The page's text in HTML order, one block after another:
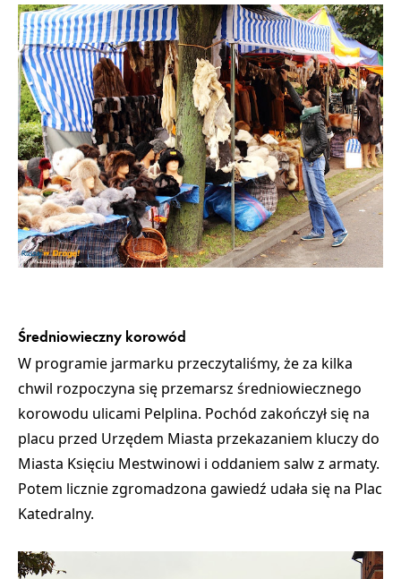
Średniowieczny korowód
W programie jarmarku przeczytaliśmy, że za kilka
chwil rozpoczyna się przemarsz średniowiecznego
korowodu ulicami Pelplina. Pochód zakończył się na
placu przed Urzędem Miasta przekazaniem kluczy do
Miasta Księciu Mestwinowi i oddaniem salw z armaty.
Potem licznie zgromadzona gawiedź udała się na Plac
Katedralny.